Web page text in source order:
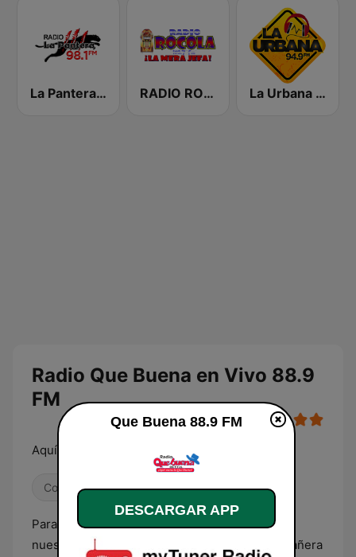
La Pantera 98.1 FM RADIO ROCOLA 103.7 FM La Urbana 94.9 FM
Radio Que Buena en Vivo 88.9
FM
Aquí suena la QueBuena
Contemporánea para adultos
Para los amantes de la música y la cultura de
nuestra tierra,
es la compañera
Que Buena 88.9 FM
DESCARGAR APP